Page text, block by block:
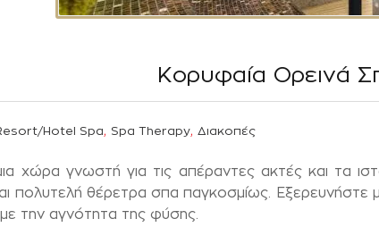
Κορυφαία Ορεινά
Hotel Spa, Spa Therapy, Διακοπές
χώρα γνωστή για τις απέραντες ακτές και τα
πολυτελή θέρετρα σπα παγκοσμίως.
την αγνότητα της φύσης.